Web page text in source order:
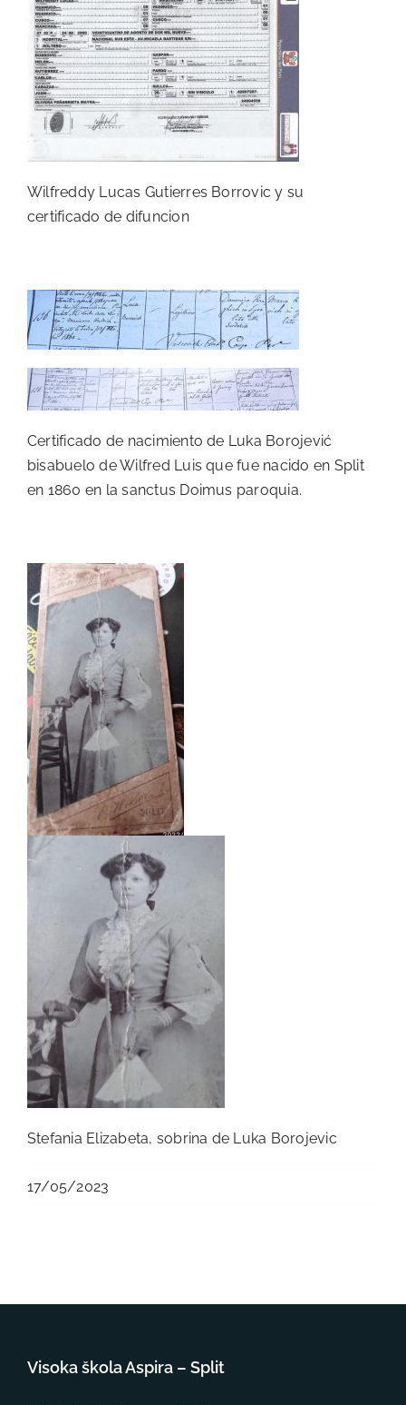
Wilfreddy Lucas Gutierres Borrovic y su
certificado de difuncion
Certificado de nacimiento de Luka Borojević
bisabuelo de Wilfred Luis que fue nacido en Split
en 1860 en la sanctus Doimus paroquia.
Stefania Elizabeta, sobrina de Luka Borojevic
17/05/2023
Visoka škola Aspira – Split